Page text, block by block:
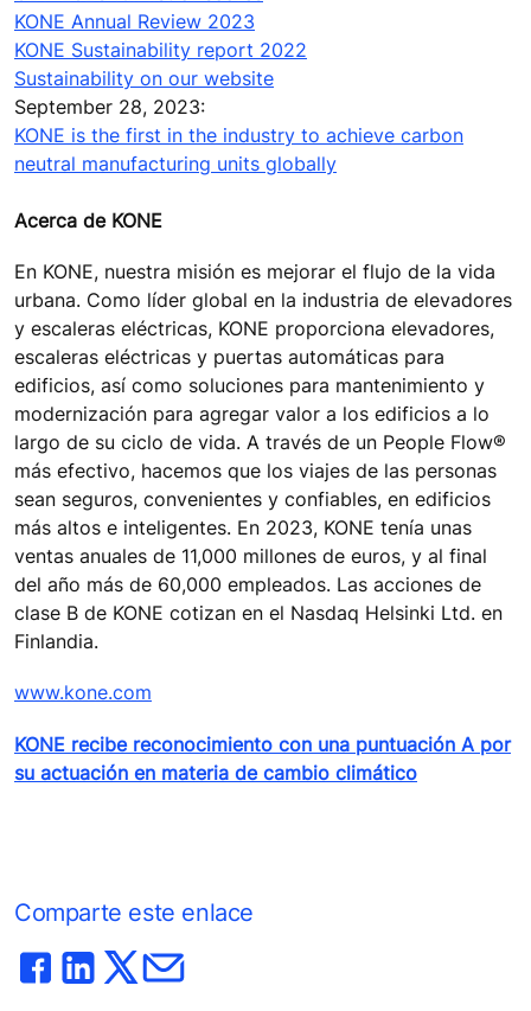
KONE Annual Review 2023
KONE Sustainability report 2022
Sustainability on our website
September 28, 2023:
KONE is the first in the industry to achieve carbon
neutral manufacturing units globally
Acerca de KONE
En KONE, nuestra misión es mejorar el flujo de la vida
urbana. Como líder global en la industria de elevadores
y escaleras eléctricas, KONE proporciona elevadores,
escaleras eléctricas y puertas automáticas para
edificios, así como soluciones para mantenimiento y
modernización para agregar valor a los edificios a lo
largo de su ciclo de vida. A través de un People Flow®
más efectivo, hacemos que los viajes de las personas
sean seguros, convenientes y confiables, en edificios
más altos e inteligentes. En 2023, KONE tenía unas
ventas anuales de 11,000 millones de euros, y al final
del año más de 60,000 empleados. Las acciones de
clase B de KONE cotizan en el Nasdaq Helsinki Ltd. en
Finlandia.
www.kone.com
KONE recibe reconocimiento con una puntuación A por
su actuación en materia de cambio climático
Comparte este enlace